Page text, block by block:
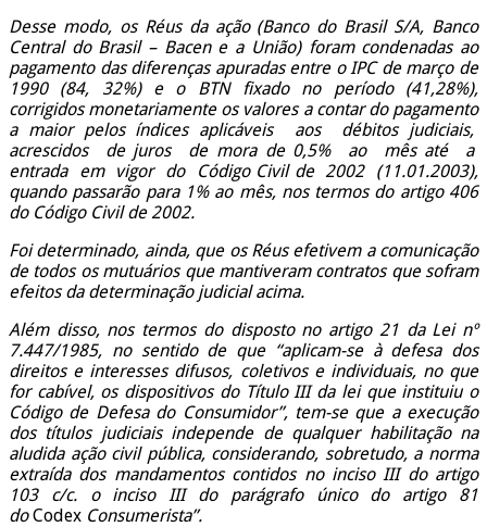
Desse modo, os Réus da ação (Banco do Brasil S/A, Banco
Central do Brasil – Bacen e a União) foram condenadas ao
pagamento das diferenças apuradas entre o IPC de março de
1990 (84, 32%) e o BTN fixado no período (41,28%),
corrigidos monetariamente os valores a contar do pagamento
a maior pelos índices aplicáveis aos débitos judiciais,
acrescidos de juros de mora de 0,5% ao mês até a
entrada em vigor do Código Civil de 2002 (11.01.2003),
quando passarão para 1% ao mês, nos termos do artigo 406
do Código Civil de 2002.
Foi determinado, ainda, que os Réus efetivem a comunicação
de todos os mutuários que mantiveram contratos que sofram
efeitos da determinação judicial acima.
Além disso, nos termos do disposto no artigo 21 da Lei nº
7.447/1985, no sentido de que “aplicam-se à defesa dos
direitos e interesses difusos, coletivos e individuais, no que
for cabível, os dispositivos do Título III da lei que instituiu o
Código de Defesa do Consumidor”, tem-se que a execução
dos títulos judiciais independe de qualquer habilitação na
aludida ação civil pública, considerando, sobretudo, a norma
extraída dos mandamentos contidos no inciso III do artigo
103 c/c. o inciso III do parágrafo único do artigo 81
doCodex Consumerista”.